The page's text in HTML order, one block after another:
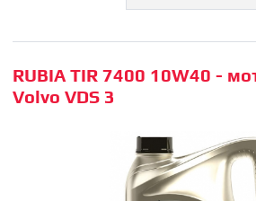
RUBIA TIR 7400 10W40 -
Volvo VDS 3